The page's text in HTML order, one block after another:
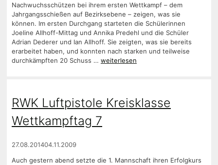
Nachwuchsschützen bei ihrem ersten Wettkampf – dem
Jahrgangsschießen auf Bezirksebene – zeigen, was sie
können. Im ersten Durchgang starteten die Schülerinnen
Joeline Allhoff-Mittag und Annika Predehl und die Schüler
Adrian Dederer und Ian Allhoff. Sie zeigten, was sie bereits
erarbeitet haben, und konnten nach starken und teilweise
durchkämpften 20 Schuss … weiterlesen
RWK Luftpistole Kreisklasse
Wettkampftag 7
27.08.201404.11.2009
Auch gestern abend setzte die 1. Mannschaft ihren Erfolgkurs